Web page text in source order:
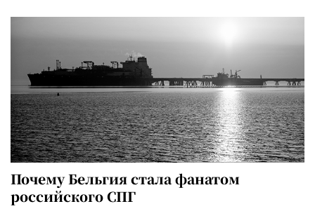
Почему Бельгия стала фанатом
российского СПГ